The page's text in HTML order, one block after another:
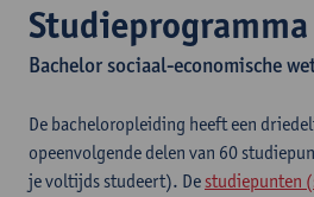
Studieprogramma
Bachelor sociaal-economische
De bacheloropleiding heeft een
opeenvolgende delen van 60
je voltijds studeert). De studiepunten